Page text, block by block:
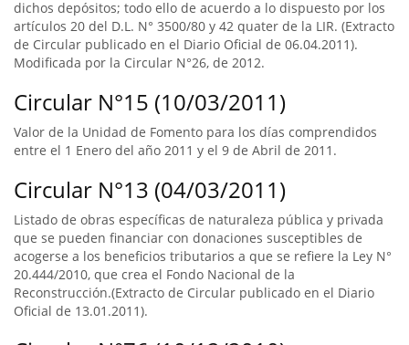
dichos depósitos; todo ello de acuerdo a lo dispuesto por los
artículos 20 del D.L. N° 3500/80 y 42 quater de la LIR. (Extracto
de Circular publicado en el Diario Oficial de 06.04.2011).
Modificada por la Circular N°26, de 2012.
Circular N°15 (10/03/2011)
Valor de la Unidad de Fomento para los días comprendidos
entre el 1 Enero del año 2011 y el 9 de Abril de 2011.
Circular N°13 (04/03/2011)
Listado de obras específicas de naturaleza pública y privada
que se pueden financiar con donaciones susceptibles de
acogerse a los beneficios tributarios a que se refiere la Ley N°
20.444/2010, que crea el Fondo Nacional de la
Reconstrucción.(Extracto de Circular publicado en el Diario
Oficial de 13.01.2011).